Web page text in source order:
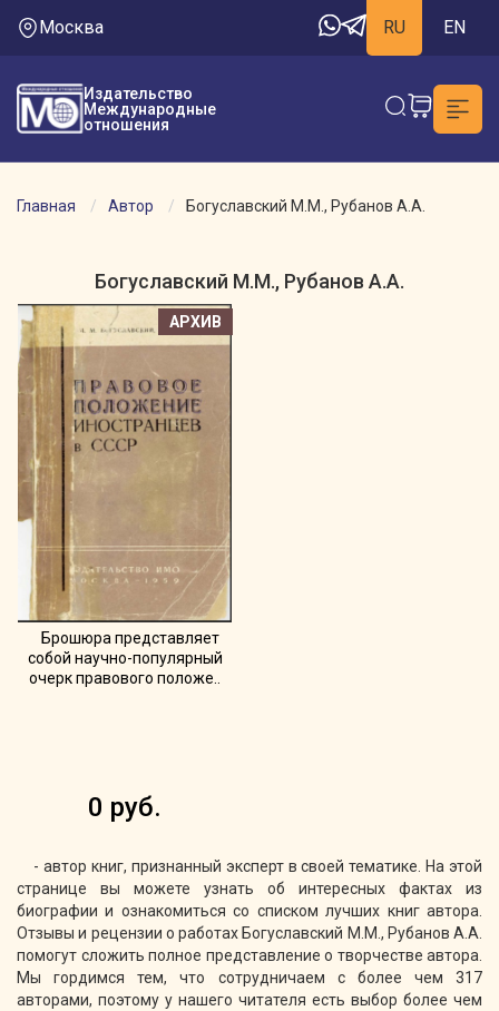
Москва RU EN
Издательство
Международные
отношения
Главная Автор Богуславский М.М., Рубанов А.А.
Богуславский М.М., Рубанов А.А.
АРХИВ
Брошюра представляет
собой научно-популярный
очерк правового положе..
0 руб.
- автор книг, признанный эксперт в своей тематике. На этой
странице вы можете узнать об интересных фактах из
биографии и ознакомиться со списком лучших книг автора.
Отзывы и рецензии о работах Богуславский М.М., Рубанов А.А.
помогут сложить полное представление о творчестве автора.
Мы гордимся тем, что сотрудничаем с более чем 317
авторами, поэтому у нашего читателя есть выбор более чем